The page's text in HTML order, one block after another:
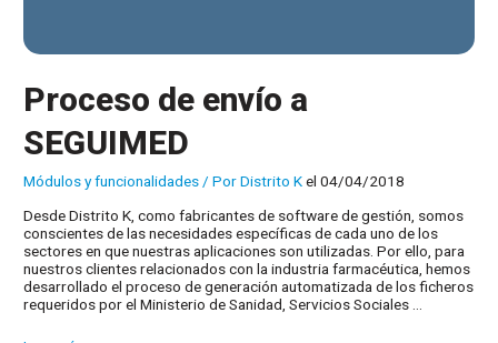
Proceso de envío a
SEGUIMED
Módulos y funcionalidades / PorDistrito Kel 04/04/2018
Desde Distrito K, como fabricantes de software de gestión, somos
conscientes de las necesidades específicas de cada uno de los
sectores en que nuestras aplicaciones son utilizadas. Por ello, para
nuestros clientes relacionados con la industria farmacéutica, hemos
desarrollado el proceso de generación automatizada de los ficheros
requeridos por el Ministerio de Sanidad, Servicios Sociales …